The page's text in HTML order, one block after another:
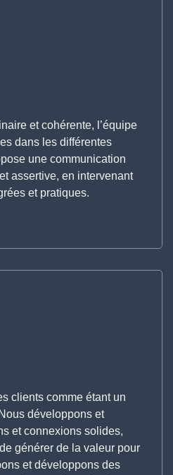
et cohérente, l’équipe
dans les différentes
une communication
assertive, en intervenant
et pratiques.
clients comme étant un
développons et
et connexions solides,
générer de la valeur pour
et développons des